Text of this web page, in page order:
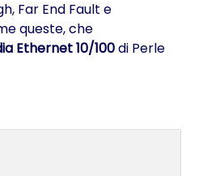
Far End Fault e
queste, che
Ethernet 10/100di Perle